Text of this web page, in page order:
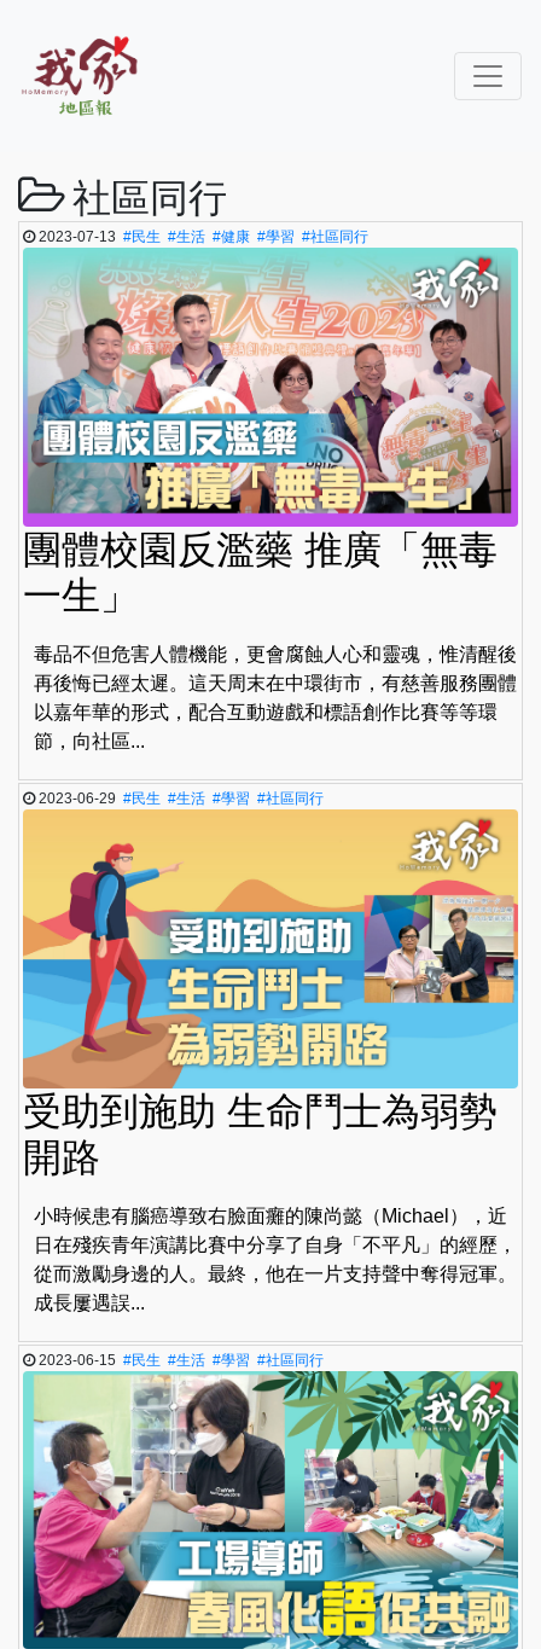
社區同行
2023-07-13#民生 #生活 #健康 #學習 #社區同行
團體校園反濫藥 推廣「無毒
一生」
毒品不但危害人體機能，更會腐蝕人心和靈魂，惟清醒後
再後悔已經太遲。這天周末在中環街市，有慈善服務團體
以嘉年華的形式，配合互動遊戲和標語創作比賽等等環
節，向社區...
2023-06-29#民生 #生活 #學習 #社區同行
受助到施助 生命鬥士為弱勢
開路
小時候患有腦癌導致右臉面癱的陳尚懿（Michael），近
日在殘疾青年演講比賽中分享了自身「不平凡」的經歷，
從而激勵身邊的人。最終，他在一片支持聲中奪得冠軍。
成長屢遇誤...
2023-06-15#民生 #生活 #學習 #社區同行